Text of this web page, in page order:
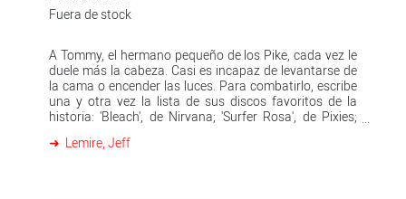
Fuera de stock
A Tommy, el hermano pequeño de los Pike, cada vez le
duele más la cabeza. Casi es incapaz de levantarse de
la cama o encender las luces. Para combatirlo, escribe
una y otra vez la lista de sus discos favoritos de la
historia: 'Bleach', de Nirvana; 'Surfer Rosa', de Pixies;
Aun así, nada consigue mitigarlo. En esta segunda
Lemire, Jeff